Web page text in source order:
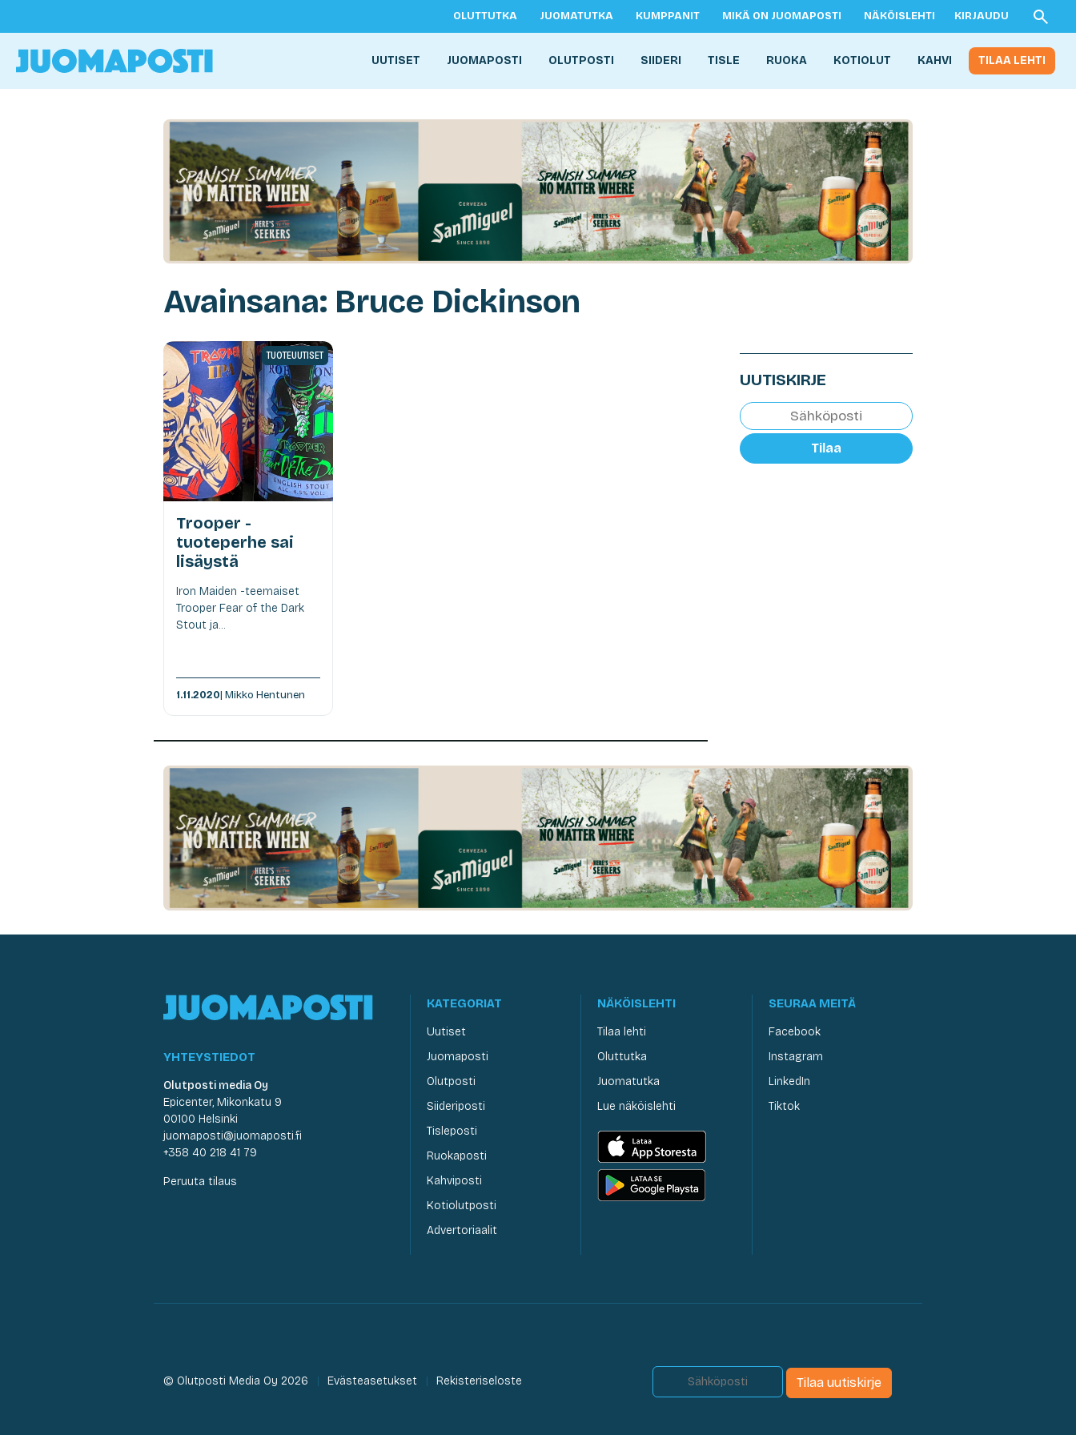
OLUTTUTKA JUOMATUTKA KUMPPANIT MIKÄ ON JUOMAPOSTI NÄKÖISLEHTI KIRJAUDU
UUTISET JUOMAPOSTI OLUTPOSTI SIIDERI TISLE RUOKA KOTIOLUT KAHVI TILAA LEHTI
Avainsana: Bruce Dickinson
TUOTEUUTISET
Trooper -
tuoteperhe sai
lisäystä
Iron Maiden -teemaiset
Trooper Fear of the Dark
Stout ja...
1.11.2020| Mikko Hentunen
UUTISKIRJE
Tilaa
YHTEYSTIEDOT
Olutposti media Oy
Epicenter, Mikonkatu 9
00100 Helsinki
juomaposti@juomaposti.fi
+358 40 218 41 79
Peruuta tilaus
KATEGORIAT
Uutiset
Juomaposti
Olutposti
Siideriposti
Tisleposti
Ruokaposti
Kahviposti
Kotiolutposti
Advertoriaalit
NÄKÖISLEHTI
Tilaa lehti
Oluttutka
Juomatutka
Lue näköislehti
SEURAA MEITÄ
Facebook
Instagram
LinkedIn
Tiktok
© Olutposti Media Oy 2026 Evästeasetukset Rekisteriseloste Tilaa uutiskirje